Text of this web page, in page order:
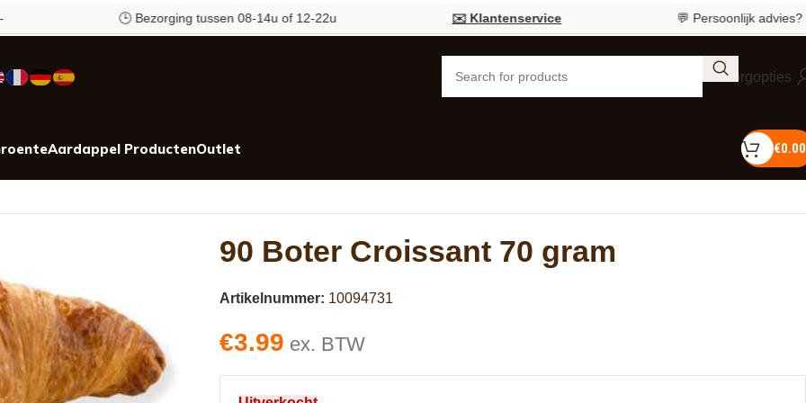
🕒 Bezorging tussen 08-14u of 12-22u ✉️ Klantenservice 💬 Persoonlijk advies?Bel
Bezorgopties
Aardappel ProductenOutlet €0.00
90 Boter Croissant 70 gram
Artikelnummer: 10094731
€3.99 ex. BTW